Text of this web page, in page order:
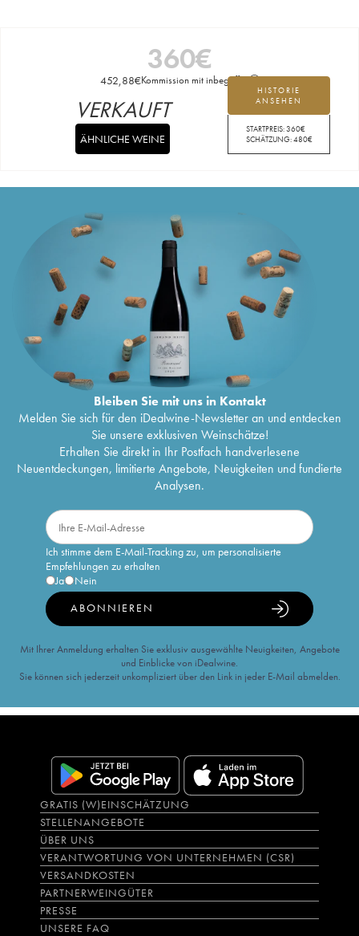
360€
452,88€Kommission mit inbegriffen
HISTORIE
ANSEHEN
STARTPREIS:360€
SCHÄTZUNG:480€
VERKAUFT
ÄHNLICHE WEINE
Bleiben Sie mit uns in Kontakt
Melden Sie sich für den iDealwine-Newsletter an und entdecken
Sie unsere exklusiven Weinschätze!
Erhalten Sie direkt in Ihr Postfach handverlesene
Neuentdeckungen, limitierte Angebote, Neuigkeiten und fundierte
Analysen.
Ich stimme dem E-Mail-Tracking zu, um personalisierte
Empfehlungen zu erhalten
Ja
Nein
ABONNIEREN
Mit Ihrer Anmeldung erhalten Sie exklusiv ausgewählte Neuigkeiten, Angebote
und Einblicke von iDealwine.
Sie können sich jederzeit unkompliziert über den Link in jeder E-Mail abmelden.
GRATIS (W)EINSCHÄTZUNG
STELLENANGEBOTE
ÜBER UNS
VERANTWORTUNG VON UNTERNEHMEN (CSR)
VERSANDKOSTEN
PARTNERWEINGÜTER
PRESSE
UNSERE FAQ